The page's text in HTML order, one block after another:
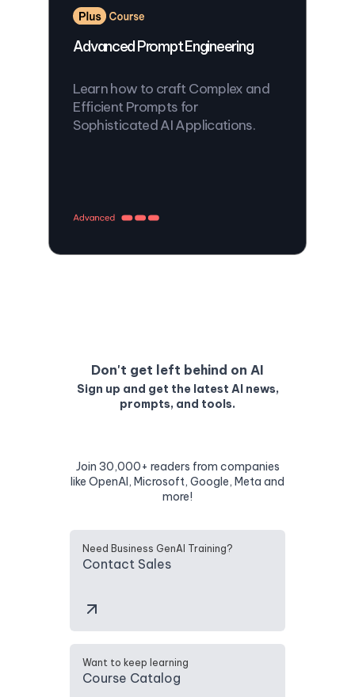
Advanced Prompt Engineering
Learn how to craft Complex and
Efficient Prompts for
Sophisticated AI Applications.
Don't get left behind on AI
Sign up and get the latest AI news,
prompts, and tools.
Join 30,000+ readers from companies
like OpenAI, Microsoft, Google, Meta and
more!
Need Business GenAI Training?
Contact Sales
Want to keep learning
Course Catalog